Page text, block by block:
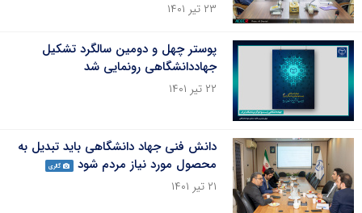
۲۳ تیر ۱۴۰۱
پوستر چهل و دومین سالگرد تشکیل
جهاددانشگاهی رونمایی شد
۲۲ تیر ۱۴۰۱
دانش فنی جهاد دانشگاهی باید تبدیل به
محصول مورد نیاز مردم شود
گالری
۲۱ تیر ۱۴۰۱